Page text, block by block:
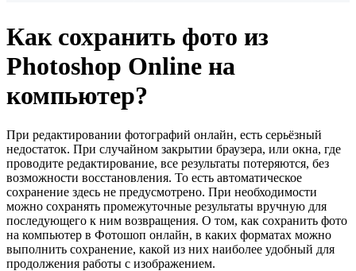
Как сохранить фото из
Photoshop Online на
компьютер?
При редактировании фотографий онлайн, есть серьёзный
недостаток. При случайном закрытии браузера, или окна, где
проводите редактирование, все результаты потеряются, без
возможности восстановления. То есть автоматическое
сохранение здесь не предусмотрено. При необходимости
можно сохранять промежуточные результаты вручную для
последующего к ним возвращения. О том, как сохранить фото
на компьютер в Фотошоп онлайн, в каких форматах можно
выполнить сохранение, какой из них наиболее удобный для
продолжения работы с изображением.